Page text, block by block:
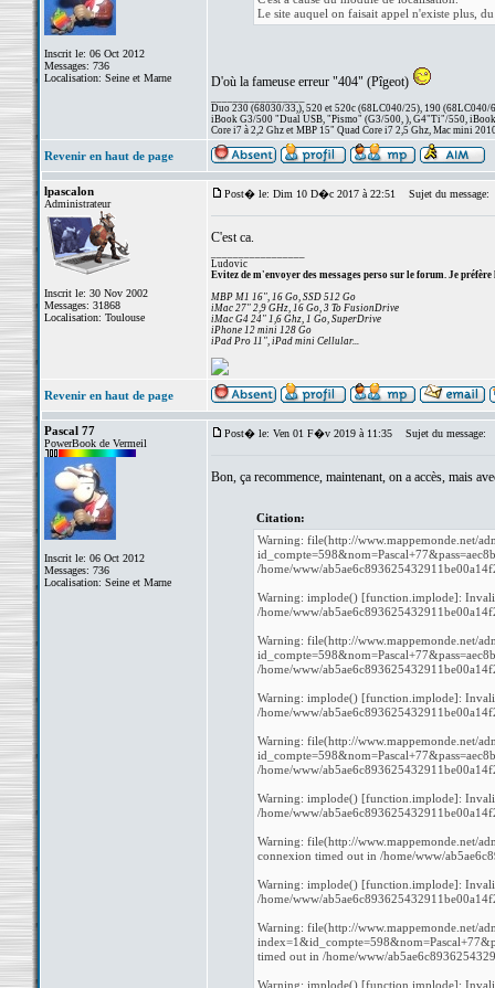
Inscrit le: 06 Oct 2012
Messages: 736
Localisation: Seine et Marne
Le site auquel on faisait appel n'existe plus,
D'où la fameuse erreur "404" (Pîgeot)
Duo 230 (68030/33,), 520 et 520c (68LC040/25), 190 (68LC040/
iBook G3/500 "Dual USB, "Pismo" (G3/500, ), G4"Ti"/550,
Core i7 à 2,2 Ghz et MBP 15" Quad Core i7 2,5 Ghz, Mac mini
Revenir en haut de page
lpascalon
Administrateur
Inscrit le: 30 Nov 2002
Messages: 31868
Localisation: Toulouse
Post� le: Dim 10 D�c 2017 à 22:51 Sujet du message:
C'est ca.
Ludovic
Evitez de m'envoyer des messages perso sur le forum. Je préfère
MBP M1 16", 16 Go, SSD 512 Go
iMac 27" 2,9 GHz, 16 Go, 3 To FusionDrive
iMac G4 24" 1,6 Ghz, 1 Go, SuperDrive
iPhone 12 mini 128 Go
iPad Pro 11", iPad mini Cellular...
Revenir en haut de page
Pascal 77
PowerBook de Vermeil
Inscrit le: 06 Oct 2012
Messages: 736
Localisation: Seine et Marne
Post� le: Ven 01 F�v 2019 à 11:35 Sujet du message:
Bon, ça recommence, maintenant, on a accès, mais
Citation:
Warning: file(http://www.mappemonde.net/
/home/www/
Warning: implode() [function.implode]:
/home/www/
Warning: file(http://www.mappemonde.net/
/home/www/
Warning: implode() [function.implode]:
/home/www/
Warning: file(http://www.mappemonde.net/
/home/www/
Warning: implode() [function.implode]:
/home/www/
Warning: file(http://www.mappemonde.net/
connexion timed out in /home/www/
Warning: implode() [function.implode]:
/home/www/
Warning: file(http://www.mappemonde.net/
timed out in /home/www/
Warning: implode() [function.implode]: